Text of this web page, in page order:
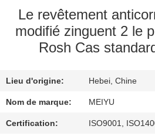
PROPOS
DE
NOUS
VISITE
DE
L'USINE
Le revêtement
modifié zinguent 2 le
Rosh Cas
Lieu d'origine: Hebei, Chine
Nom de marque: MEIYU
Certification: ISO9001,